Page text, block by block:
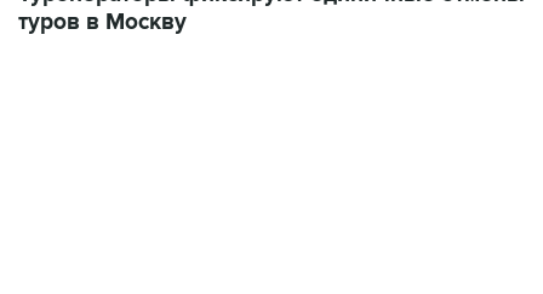
туров в Москву